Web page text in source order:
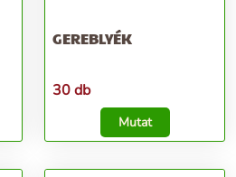
GEREBLYÉK
30 db
Mutat